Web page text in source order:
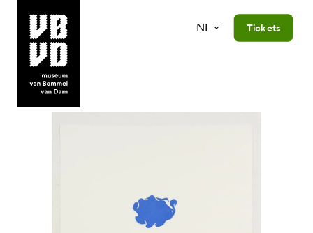
museum van Bommel van Dam
NL Tickets